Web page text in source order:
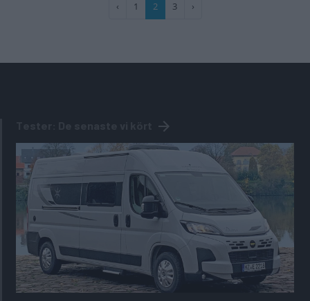
Föregående
‹ Sida
1
Nuvarande
2 Sida
3
Nästa
›